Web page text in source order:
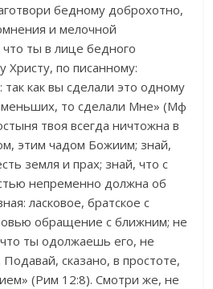
бедному доброхотно,
и мелочной
ты в лице бедного
Христу, по писанному:
как вы сделали это одному
то сделали Мне» (Мф
твоя всегда ничтожна в
этим чадом Божиим; знай,
земля и прах; знай, что с
непременно должна об
ласковое, братское с
обращение с ближним; не
ты одолжаешь его, не
сказано, в простоте,
(Рим 12:8). Смотри же, не